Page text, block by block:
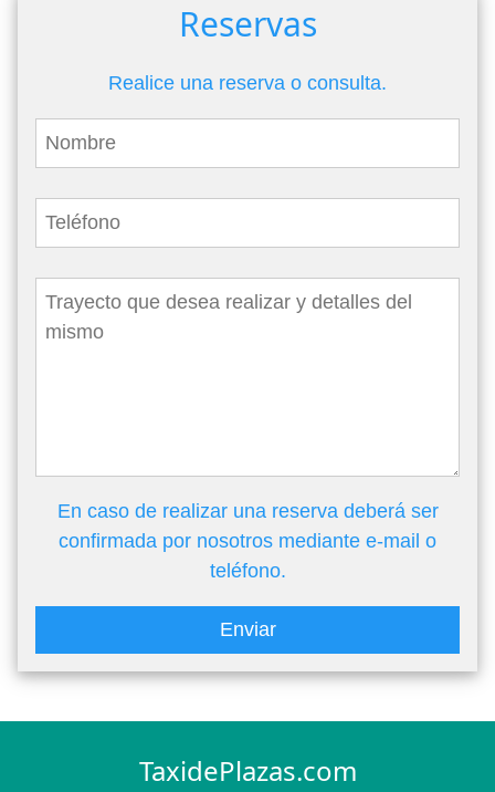
Reservas
Realice una reserva o consulta.
En caso de realizar una reserva deberá ser
confirmada por nosotros mediante e-mail o
teléfono.
Enviar
TaxidePlazas.com